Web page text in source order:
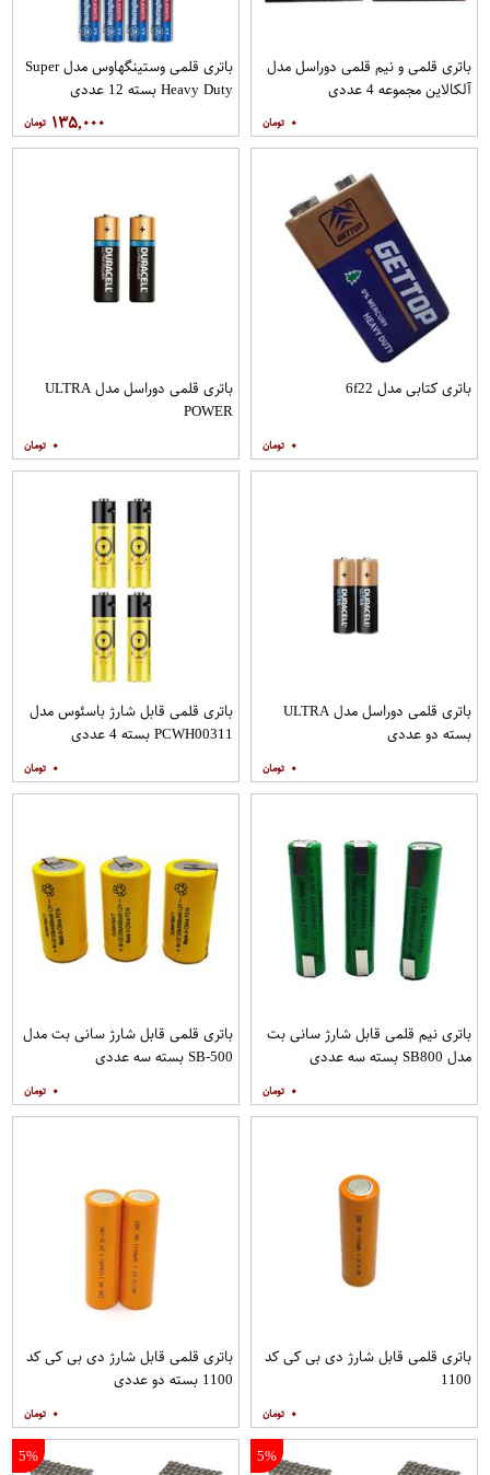
باتری قلمی و نیم قلمی دوراسل مدل
آلکالاین مجموعه 4 عددی
۰
باتری قلمی وستینگهاوس مدل Super
Heavy Duty بسته 12 عددی
۱۳۵,۰۰۰
باتری کتابی مدل 6f22
۰
باتری قلمی دوراسل مدل ULTRA
POWER
۰
باتری قلمی دوراسل مدل ULTRA
بسته دو عددی
۰
باتری قلمی قابل شارژ باسئوس مدل
PCWH00311 بسته 4 عددی
۰
باتری نیم قلمی قابل شارژ سانی بت
مدل SB800 بسته سه عددی
۰
باتری قلمی قابل شارژ سانی بت مدل
SB-500 بسته سه عددی
۰
باتری قلمی قابل شارژ دی بی کی کد
1100
۰
باتری قلمی قابل شارژ دی بی کی کد
1100 بسته دو عددی
۰
5%
5%